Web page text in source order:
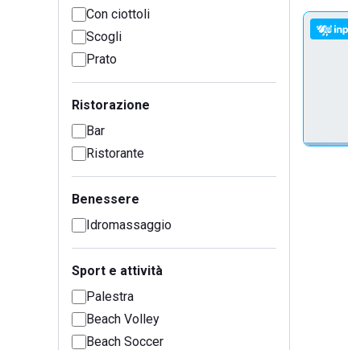
Con ciottoli
Scogli
Prato
Ristorazione
Bar
Ristorante
Benessere
Idromassaggio
Sport e attività
Palestra
Beach Volley
Beach Soccer